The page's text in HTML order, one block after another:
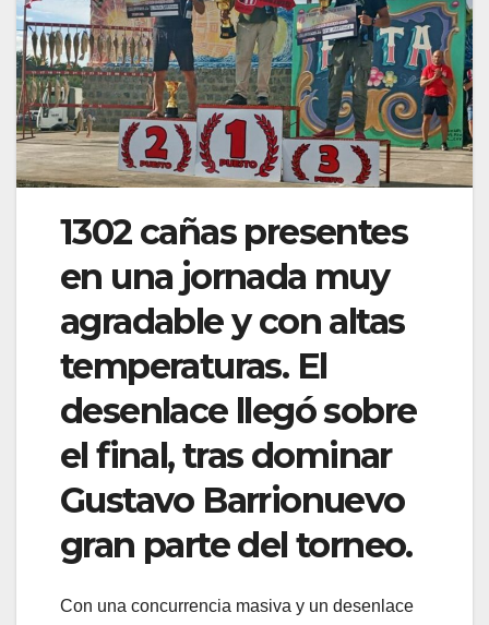
1302 cañas presentes
en una jornada muy
agradable y con altas
temperaturas. El
desenlace llegó sobre
el final, tras dominar
Gustavo Barrionuevo
gran parte del torneo.
Con una concurrencia masiva y un desenlace